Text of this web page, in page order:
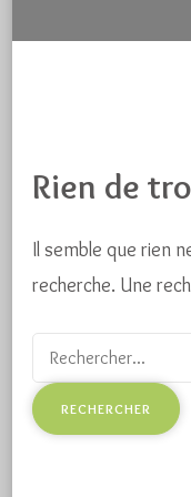
Rien de
Il semble que rien
recherche. Une
Recherche
pour
: